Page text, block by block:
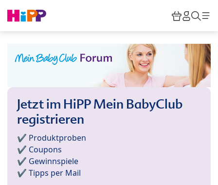
HiPP
Jetzt im HiPP Mein BabyClub
registrieren
✔️ Produktproben
✔️ Coupons
✔️ Gewinnspiele
✔️ Tipps per Mail